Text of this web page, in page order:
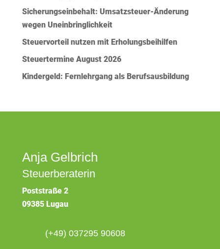
Sicherungseinbehalt: Umsatzsteuer-Änderung
wegen Uneinbringlichkeit
Steuervorteil nutzen mit Erholungsbeihilfen
Steuertermine August 2026
Kindergeld: Fernlehrgang als Berufsausbildung
Anja Gelbrich
Steuerberaterin
Poststraße 2
09385 Lugau
(+49) 037295 90608